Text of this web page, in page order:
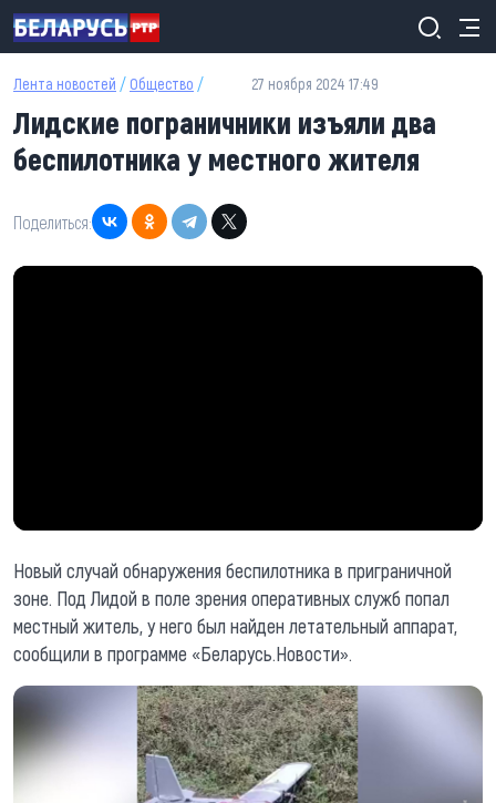
Перейти к основному содержанию
Лента новостей / Общество / 27 ноября 2024 17:49
Лидские пограничники изъяли два
беспилотника у местного жителя
Поделиться:
Новый случай обнаружения беспилотника в приграничной
зоне. Под Лидой в поле зрения оперативных служб попал
местный житель, у него был найден летательный аппарат,
сообщили в программе «Беларусь.Новости».